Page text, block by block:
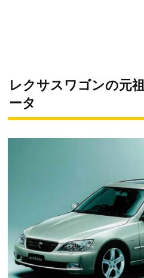
レクサスワゴンの元
ータ